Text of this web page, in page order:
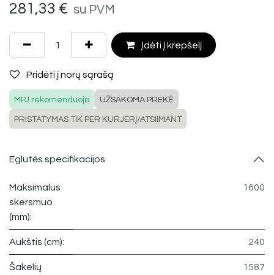
281,33 € su PVM
Įdėti į krepšelį
Pridėti į norų sąrašą
MPJ rekomenduoja UŽSAKOMA PREKĖ
PRISTATYMAS TIK PER KURJERĮ/ATSIIMANT
Eglutės specifikacijos
Maksimalus
skersmuo
(mm):
1600
Aukštis (cm): 240
Šakelių
1587